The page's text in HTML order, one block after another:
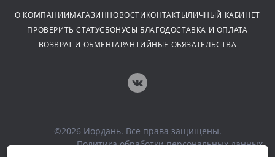
О КОМПАНИИМАГАЗИННОВОСТИКОНТАКТЫЛИЧНЫЙ КАБИНЕТ
ПРОВЕРИТЬ СТАТУСБОНУСЫ БЛАГОДОСТАВКА И ОПЛАТА
ВОЗВРАТ И ОБМЕНГАРАНТИЙНЫЕ ОБЯЗАТЕЛЬСТВА
©2026 Иордань. Все права защищены.
Политика обработки персональных данных